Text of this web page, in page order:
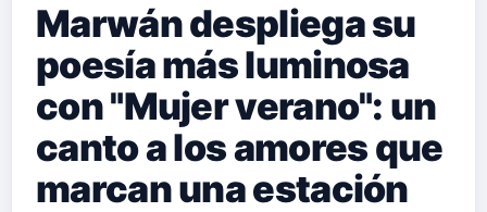
Marwán despliega su
poesía más luminosa
con "Mujer verano": un
canto a los amores que
marcan una estación